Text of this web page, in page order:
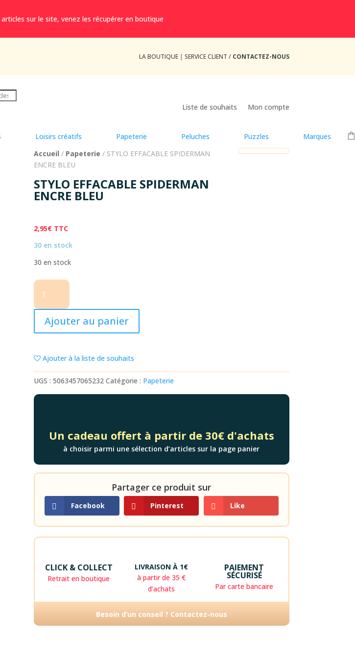
sur le site, venez les récupérer en boutique
LA BOUTIQUE| SERVICE CLIENT / CONTACTEZ-NOUS
Liste de souhaits Mon compte
Loisirs créatifs Papeterie Peluches Puzzles
Marques
Accueil / Papeterie / STYLO EFFACABLE SPIDERMAN
ENCRE BLEU
STYLO EFFACABLE SPIDERMAN
ENCRE BLEU
2,95€ TTC
30 en stock
30 en stock
quantité
STYLO
EFFACABLE
SPIDERMAN
Ajouter au panier
Ajouter à la liste de souhaits
UGS :5063457065232 Catégorie : Papeterie
Un cadeau offert à partir de 30€ d'achats
à choisir parmi une sélection d’articles sur la page panier
Partager ce produit sur
Facebook Pinterest Like
CLICK & COLLECT
Retrait en boutique
LIVRAISON À 1€
à partir de 35 €
d’achats
PAIEMENT
SÉCURISÉ
Par carte bancaire
Besoin d’un conseil ? Contactez-nous